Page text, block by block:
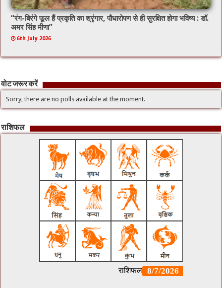
“रंग-बिरंगे फूल हैं प्रकृति का श्रृंगार, पौधारोपण से ही सुरक्षित होगा भविष्य : डॉ.
अमर सिंह मीणा”
6th July 2026
वोट जरूर करें
Sorry, there are no polls available at the moment.
राशिफल